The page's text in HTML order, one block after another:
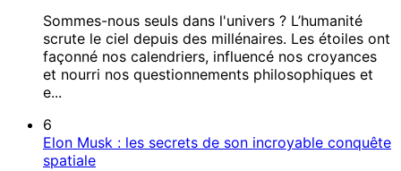
Sommes-nous seuls dans l'univers ? L’humanité
scrute le ciel depuis des millénaires. Les étoiles ont
façonné nos calendriers, influencé nos croyances
et nourri nos questionnements philosophiques et
e...
6
Elon Musk : les secrets de son incroyable conquête
spatiale